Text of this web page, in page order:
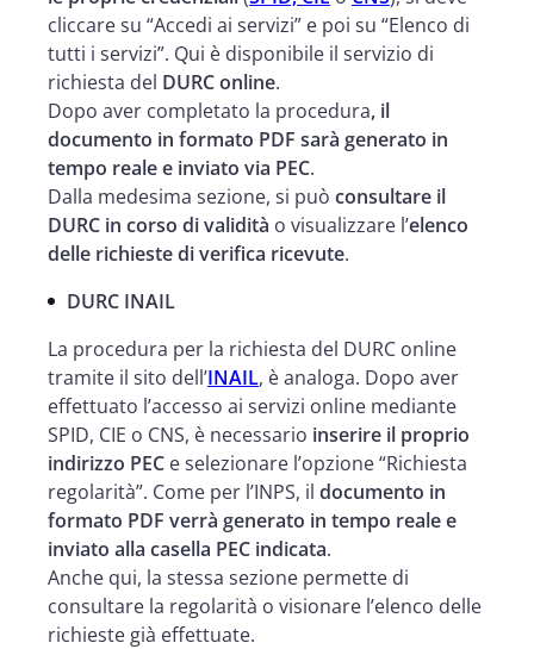
cliccare su “Accedi ai servizi” e poi su “Elenco di
tutti i servizi”. Qui è disponibile il servizio di
richiesta del DURC online.
Dopo aver completato la procedura, il
documento in formato PDF sarà generato in
tempo reale e inviato via PEC.
Dalla medesima sezione, si può consultare il
DURC in corso di validità o visualizzare l’elenco
delle richieste di verifica ricevute.
DURC INAIL
La procedura per la richiesta del DURC online
tramite il sito dell’INAIL, è analoga. Dopo aver
effettuato l’accesso ai servizi online mediante
SPID, CIE o CNS, è necessario inserire il proprio
indirizzo PEC e selezionare l’opzione “Richiesta
regolarità”. Come per l’INPS, il documento in
formato PDF verrà generato in tempo reale e
inviato alla casella PEC indicata.
Anche qui, la stessa sezione permette di
consultare la regolarità o visionare l’elenco delle
richieste già effettuate.